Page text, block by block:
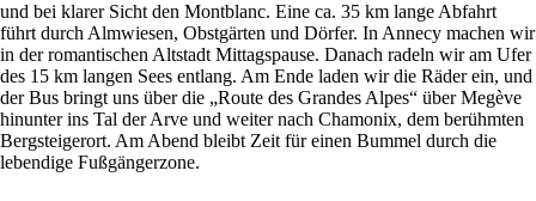
und bei klarer Sicht den Montblanc. Eine ca. 35 km lange Abfahrt
führt durch Almwiesen, Obstgärten und Dörfer. In Annecy machen wir
in der romantischen Altstadt Mittagspause. Danach radeln wir am Ufer
des 15 km langen Sees entlang. Am Ende laden wir die Räder ein, und
der Bus bringt uns über die „Route des Grandes Alpes“ über Megève
hinunter ins Tal der Arve und weiter nach Chamonix, dem berühmten
Bergsteigerort. Am Abend bleibt Zeit für einen Bummel durch die
lebendige Fußgängerzone.